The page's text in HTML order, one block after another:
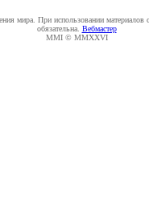
мира. При использовании материалов
обязательна. Вебмастер
MMI © MMXXVI